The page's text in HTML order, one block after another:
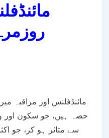
مائنڈفلنس اور مراقبہ
حصہ ہیں، جو سکون اور
سے متاثر ہو کر، جو